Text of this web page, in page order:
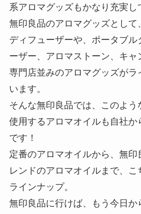
系アロマグッズもかなり充実し
無印良品のアロマグッズとして
ディフューザーや、ポータブル
ーザー、アロマストーン、キャ
専門店並みのアロマグッズがラ
います。
そんな無印良品では、このよう
使用するアロマオイルも自社か
です！
定番のアロマオイルから、無印
レンドのアロマオイルまで、こ
ラインナップ。
無印良品に行けば、もう今日か